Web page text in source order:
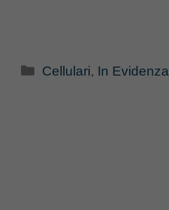
Categorie
Cellulari, In Evidenza